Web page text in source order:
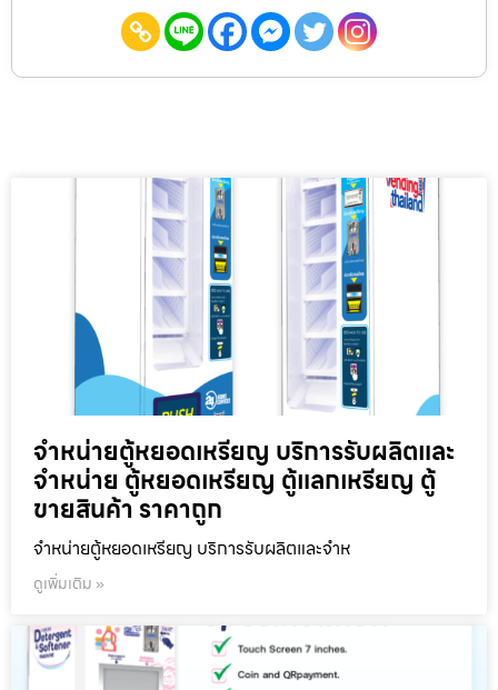
จำหน่ายตู้หยอดเหรียญ บริการรับผลิตและ
จำหน่าย ตู้หยอดเหรียญ ตู้แลกเหรียญ ตู้
ขายสินค้า ราคาถูก
จำหน่ายตู้หยอดเหรียญ บริการรับผลิตและจำห
ดูเพิ่มเติม »